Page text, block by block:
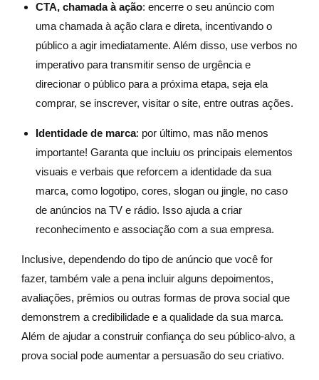
CTA, chamada à ação: encerre o seu anúncio com
uma chamada à ação clara e direta, incentivando o
público a agir imediatamente. Além disso, use verbos no
imperativo para transmitir senso de urgência e
direcionar o público para a próxima etapa, seja ela
comprar, se inscrever, visitar o site, entre outras ações.
Identidade de marca: por último, mas não menos
importante! Garanta que incluiu os principais elementos
visuais e verbais que reforcem a identidade da sua
marca, como logotipo, cores, slogan ou jingle, no caso
de anúncios na TV e rádio. Isso ajuda a criar
reconhecimento e associação com a sua empresa.
Inclusive, dependendo do tipo de anúncio que você for
fazer, também vale a pena incluir alguns depoimentos,
avaliações, prêmios ou outras formas de prova social que
demonstrem a credibilidade e a qualidade da sua marca.
Além de ajudar a construir confiança do seu público-alvo, a
prova social pode aumentar a persuasão do seu criativo.